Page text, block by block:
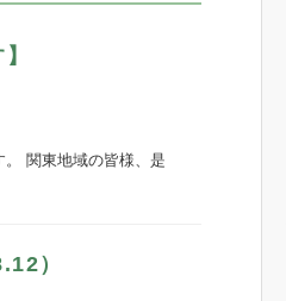
関東地域の皆様、是
）